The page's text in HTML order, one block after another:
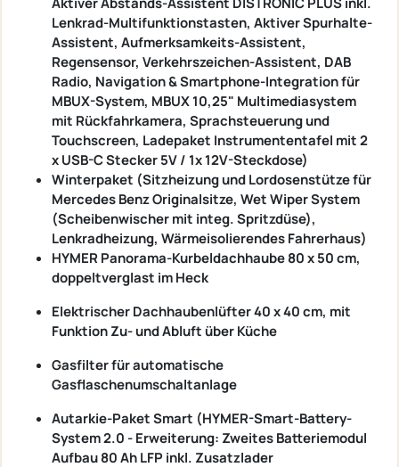
Lenkrad-Multifunktionstasten, Aktiver Spurhalte-
Assistent, Aufmerksamkeits-Assistent,
Regensensor, Verkehrszeichen-Assistent, DAB
Radio, Navigation & Smartphone-Integration für
MBUX-System, MBUX 10,25" Multimediasystem
mit Rückfahrkamera, Sprachsteuerung und
Touchscreen, Ladepaket Instrumententafel mit 2
x USB-C Stecker 5V / 1x 12V-Steckdose)
Winterpaket (Sitzheizung und Lordosenstütze für
Mercedes Benz Originalsitze, Wet Wiper System
(Scheibenwischer mit integ. Spritzdüse),
Lenkradheizung, Wärmeisolierendes Fahrerhaus)
HYMER Panorama-Kurbeldachhaube 80 x 50 cm,
doppeltverglast im Heck
Elektrischer Dachhaubenlüfter 40 x 40 cm, mit
Funktion Zu- und Abluft über Küche
Gasfilter für automatische
Gasflaschenumschaltanlage
Autarkie-Paket Smart (HYMER-Smart-Battery-
System 2.0 - Erweiterung: Zweites Batteriemodul
Aufbau 80 Ah LFP inkl. Zusatzlader